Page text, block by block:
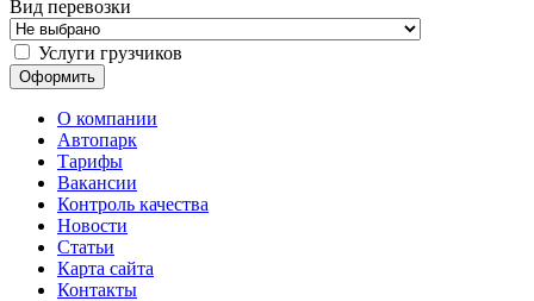
Вид перевозки
Услуги грузчиков
О компании
Автопарк
Тарифы
Вакансии
Контроль качества
Новости
Статьи
Карта сайта
Контакты